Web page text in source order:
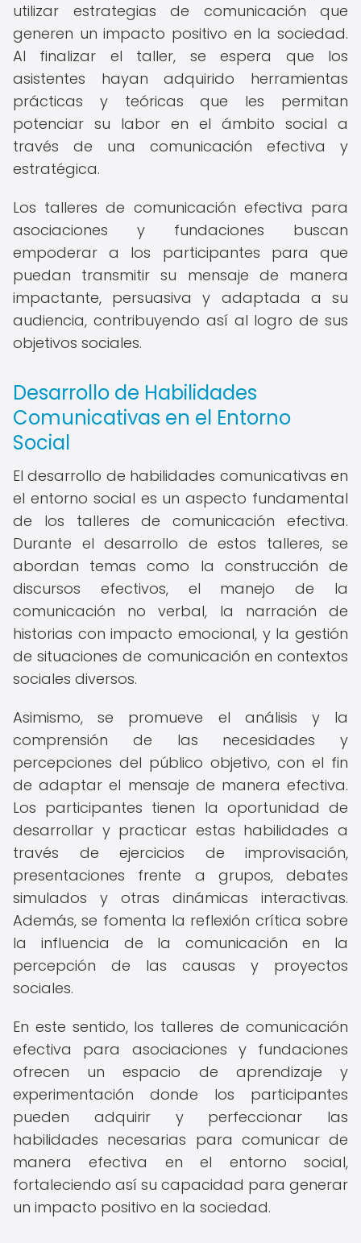
utilizar estrategias de comunicación que
generen un impacto positivo en la sociedad.
Al finalizar el taller, se espera que los
asistentes hayan adquirido herramientas
prácticas y teóricas que les permitan
potenciar su labor en el ámbito social a
través de una comunicación efectiva y
estratégica.
Los talleres de comunicación efectiva para
asociaciones y fundaciones buscan
empoderar a los participantes para que
puedan transmitir su mensaje de manera
impactante, persuasiva y adaptada a su
audiencia, contribuyendo así al logro de sus
objetivos sociales.
Desarrollo de Habilidades
Comunicativas en el Entorno
Social
El desarrollo de habilidades comunicativas en
el entorno social es un aspecto fundamental
de los talleres de comunicación efectiva.
Durante el desarrollo de estos talleres, se
abordan temas como la construcción de
discursos efectivos, el manejo de la
comunicación no verbal, la narración de
historias con impacto emocional, y la gestión
de situaciones de comunicación en contextos
sociales diversos.
Asimismo, se promueve el análisis y la
comprensión de las necesidades y
percepciones del público objetivo, con el fin
de adaptar el mensaje de manera efectiva.
Los participantes tienen la oportunidad de
desarrollar y practicar estas habilidades a
través de ejercicios de improvisación,
presentaciones frente a grupos, debates
simulados y otras dinámicas interactivas.
Además, se fomenta la reflexión crítica sobre
la influencia de la comunicación en la
percepción de las causas y proyectos
sociales.
En este sentido, los talleres de comunicación
efectiva para asociaciones y fundaciones
ofrecen un espacio de aprendizaje y
experimentación donde los participantes
pueden adquirir y perfeccionar las
habilidades necesarias para comunicar de
manera efectiva en el entorno social,
fortaleciendo así su capacidad para generar
un impacto positivo en la sociedad.